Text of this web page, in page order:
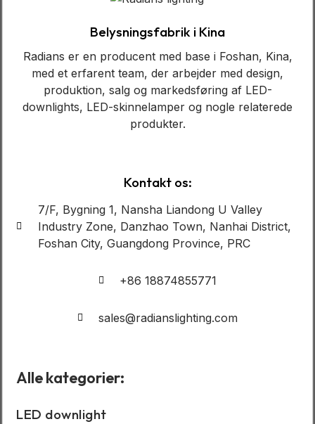
Belysningsfabrik i Kina
Radians er en producent med base i Foshan, Kina,
med et erfarent team, der arbejder med design,
produktion, salg og markedsføring af LED-
downlights, LED-skinnelamper og nogle relaterede
produkter.
Kontakt os:
7/F, Bygning 1, Nansha Liandong U Valley
Industry Zone, Danzhao Town, Nanhai District,
Foshan City, Guangdong Province, PRC
+86 18874855771
sales@radianslighting.com
Alle kategorier:
LED downlight